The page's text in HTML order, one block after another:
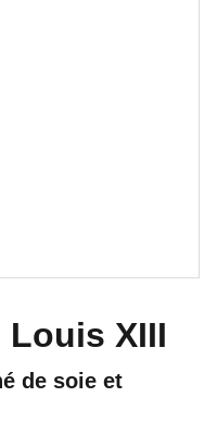
Louis XIII
de soie et